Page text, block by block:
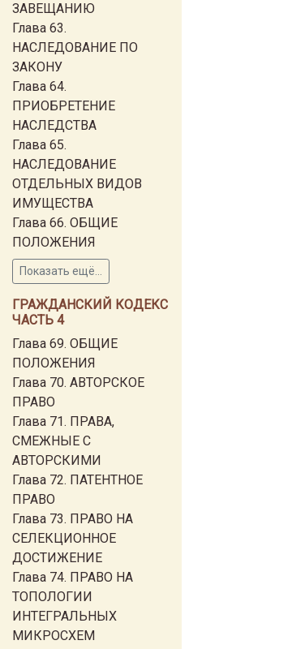
ЗАВЕЩАНИЮ
Глава 63.
НАСЛЕДОВАНИЕ ПО
ЗАКОНУ
Глава 64.
ПРИОБРЕТЕНИЕ
НАСЛЕДСТВА
Глава 65.
НАСЛЕДОВАНИЕ
ОТДЕЛЬНЫХ ВИДОВ
ИМУЩЕСТВА
Глава 66. ОБЩИЕ
ПОЛОЖЕНИЯ
Показать ещё...
ГРАЖДАНСКИЙ КОДЕКС
ЧАСТЬ 4
Глава 69. ОБЩИЕ
ПОЛОЖЕНИЯ
Глава 70. АВТОРСКОЕ
ПРАВО
Глава 71. ПРАВА,
СМЕЖНЫЕ С
АВТОРСКИМИ
Глава 72. ПАТЕНТНОЕ
ПРАВО
Глава 73. ПРАВО НА
СЕЛЕКЦИОННОЕ
ДОСТИЖЕНИЕ
Глава 74. ПРАВО НА
ТОПОЛОГИИ
ИНТЕГРАЛЬНЫХ
МИКРОСХЕМ